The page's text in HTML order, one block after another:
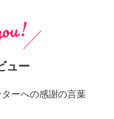
ュー
ーへの感謝の言葉